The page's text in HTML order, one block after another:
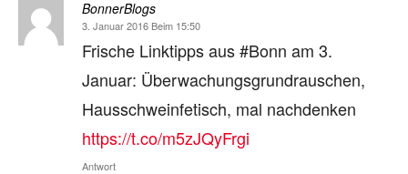
BonnerBlogs
3. Januar 2016 Beim 15:50
Frische Linktipps aus #Bonn am 3.
Januar: Überwachungsgrundrauschen,
Hausschweinfetisch, mal nachdenken
https://t.co/m5zJQyFrgi
Antwort